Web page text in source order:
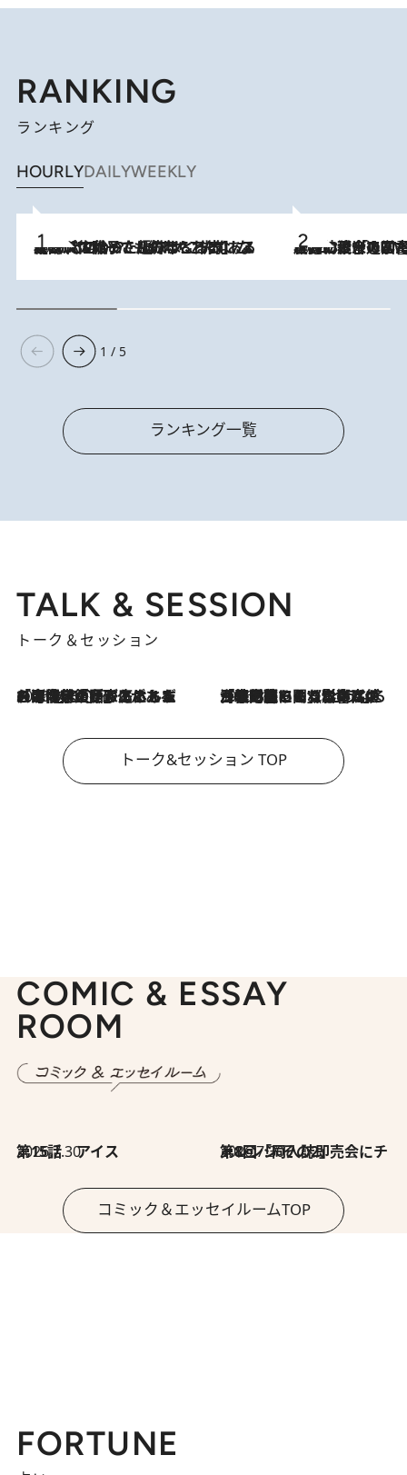
RANKING
ランキング
HOURLYDAILYWEEKLY
2026.8.5
【阿川佐和子さんの年とる力】なぜ70代で始めた趣味は“こんなに楽しい”のか？ ピアノ、俳句…スランプに陥っても続けられる“ある秘訣”とは 2026.8.3
慶應幼稚舎の図書室からテレビの世界に飛び込んだ阿川佐和子（72）
1 / 5
ランキング一覧
TALK & SESSION
トーク＆セッション
2026.8.3
「今後値上げがあるとすれば…」「リスクがあるのは今年の冬」エネルギー専門家が語る、ホルムズ海峡封鎖が家庭にもたらす“ある心配” 2026.8.3
「住宅建てられない…」「サーチャージ料の高値が続いている」ホルムズ海峡封鎖による影響はいつまで続く？《エネルギー専門家に聞く“どうなる日本の暮らし”》
トーク&セッション TOP
COMIC & ESSAY
ROOM
2026.7.30
第15話 アイス 2026.7.30
第8回「同人誌即売会にチャレンジ その2」
コミック＆エッセイルームTOP
FORTUNE